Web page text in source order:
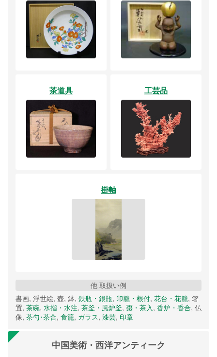
茶道具 工芸品
掛軸
他 取扱い例
書画, 浮世絵, 壺, 鉢, 鉄瓶・銀瓶, 印籠・根付, 花台・花籠, 箸
置, 茶碗, 水指・水注, 茶釜・風炉釜, 棗・茶入, 香炉・香合, 仏
像, 茶勺･茶合, 食籠, ガラス, 漆芸, 印章
中国美術・西洋アンティーク